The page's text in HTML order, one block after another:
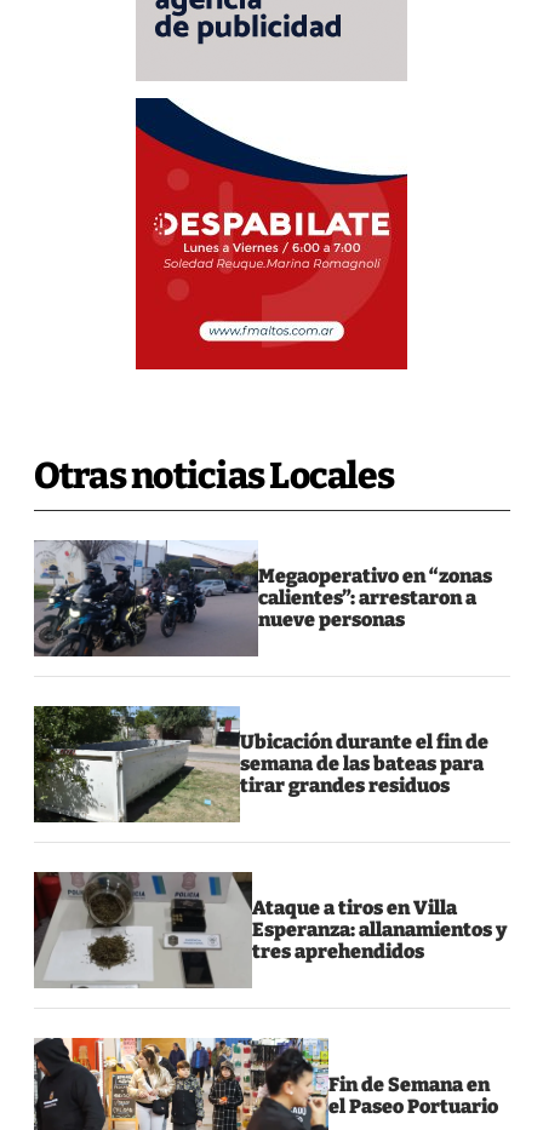
Otras noticias Locales
Megaoperativo en “zonas
calientes”: arrestaron a
nueve personas
Ubicación durante el fin de
semana de las bateas para
tirar grandes residuos
Ataque a tiros en Villa
Esperanza: allanamientos y
tres aprehendidos
Fin de Semana en
el Paseo Portuario